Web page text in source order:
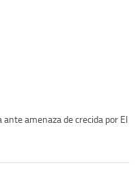
amenaza de crecida por El